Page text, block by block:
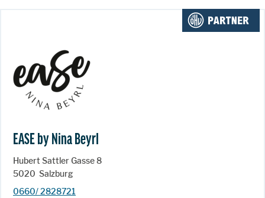
EASE by Nina Beyrl
Hubert Sattler Gasse 8
5020 Salzburg
0660/ 2828721